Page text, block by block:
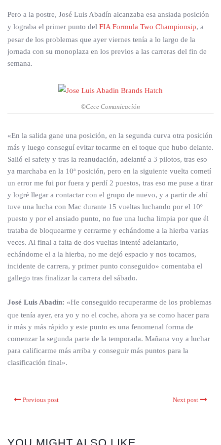
Pero a la postre, José Luis Abadín alcanzaba esa ansiada posición
y lograba el primer punto del FIA Formula Two Championsip, a
pesar de los problemas que ayer viernes tenía a lo largo de la
jornada con su monoplaza en los previos a las carreras del fin de
semana.
©Cece Comunicación
«En la salida gane una posición, en la segunda curva otra posición
más y luego conseguí evitar tocarme en el toque que hubo delante.
Salió el safety y tras la reanudación, adelanté a 3 pilotos, tras eso
ya marchaba en la 10ª posición, pero en la siguiente vuelta cometí
un error me fui por fuera y perdí 2 puestos, tras eso me puse a tirar
y logré llegar a contactar con el grupo de nuevo, y a partir de ahí
tuve una lucha con Mac durante 15 vueltas luchando por el 10º
puesto y por el ansiado punto, no fue una lucha limpia por que él
trataba de bloquearme y cerrarme y echándome a la hierba varias
veces. Al final a falta de dos vueltas intenté adelantarlo,
echándome el a la hierba, no me dejó espacio y nos tocamos,
incidente de carrera, y primer punto conseguido» comentaba el
gallego tras finalizar la carrera del sábado.
José Luis Abadín: «He conseguido recuperarme de los problemas
que tenía ayer, era yo y no el coche, ahora ya se como hacer para
ir más y más rápido y este punto es una fenomenal forma de
comenzar la segunda parte de la temporada. Mañana voy a luchar
para calificarme más arriba y conseguir más puntos para la
clasificación final».
Previous post Next post